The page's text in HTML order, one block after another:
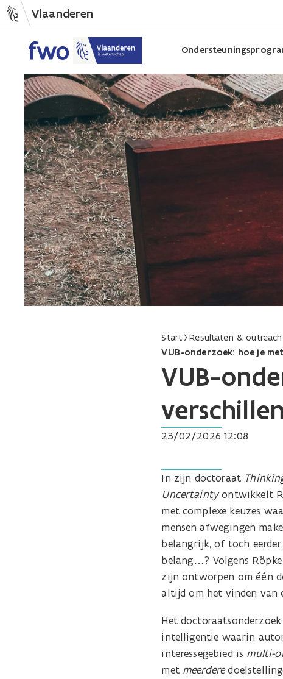
Vlaanderen
Start Resultaten & outreach
VUB-onderzoek: hoe je
VUB-
23/02/2026 12:08
In zijn doctoraat
Uncertaintyontwikkelt
met complexe keuzes
mensen afwegingen
belangrijk, of toch
belang…? Volgens
zijn ontworpen om één
altijd om het vinden van
Het
intelligentie waarin
interessegebied is multi-
met meerdere